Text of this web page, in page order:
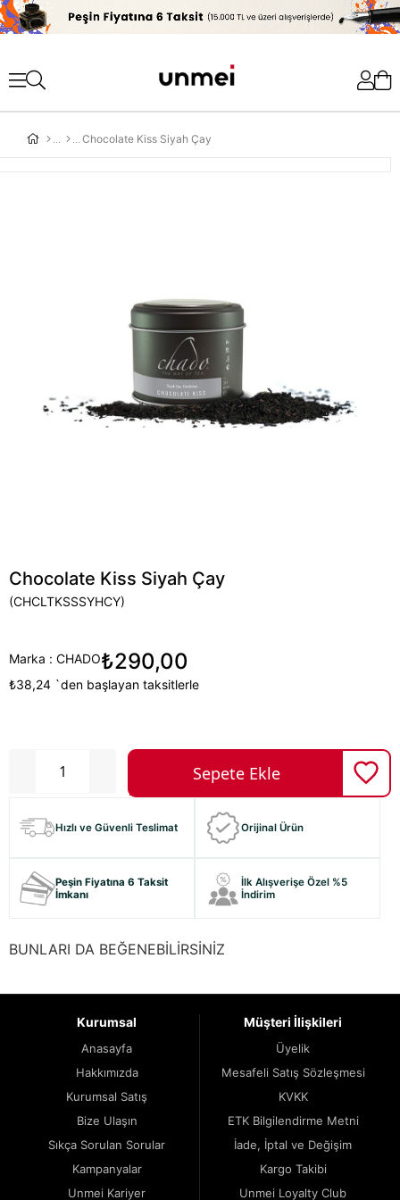
'
Chocolate Kiss Siyah Çay
Chocolate Kiss Siyah Çay
(CHCLTKSSSYHCY)
Marka : CHADO₺290,00
₺38,24 `den başlayan taksitlerle
Hızlı ve Güvenli Teslimat Orijinal Ürün
Peşin Fiyatına 6 Taksit
İmkanı
İlk Alışverişe Özel %5
İndirim
BUNLARI DA BEĞENEBİLİRSİNİZ
Kurumsal
Anasayfa
Hakkımızda
Kurumsal Satış
Bize Ulaşın
Sıkça Sorulan Sorular
Kampanyalar
Unmei Kariyer
Müşteri İlişkileri
Üyelik
Mesafeli Satış Sözleşmesi
KVKK
ETK Bilgilendirme Metni
İade, İptal ve Değişim
Kargo Takibi
Unmei Loyalty Club